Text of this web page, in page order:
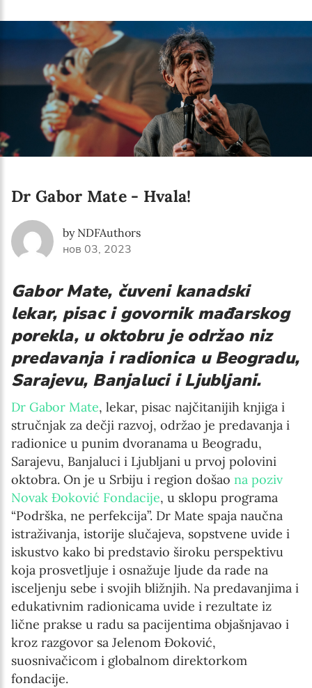
Dr Gabor Mate - Hvala!
by NDFAuthors
нов 03, 2023
Gabor Mate, čuveni kanadski
lekar, pisac i govornik mađarskog
porekla, u oktobru je održao niz
predavanja i radionica u Beogradu,
Sarajevu, Banjaluci i Ljubljani.
Dr Gabor Mate, lekar, pisac najčitanijih knjiga i
stručnjak za dečji razvoj, održao je predavanja i
radionice u punim dvoranama u Beogradu,
Sarajevu, Banjaluci i Ljubljani u prvoj polovini
oktobra. On je u Srbiju i region došao na poziv
Novak Đoković Fondacije, u sklopu programa
“Podrška, ne perfekcija”. Dr Mate spaja naučna
istraživanja, istorije slučajeva, sopstvene uvide i
iskustvo kako bi predstavio široku perspektivu
koja prosvetljuje i osnažuje ljude da rade na
isceljenju sebe i svojih bližnjih. Na predavanjima i
edukativnim radionicama uvide i rezultate iz
lične prakse u radu sa pacijentima objašnjavao i
kroz razgovor sa Jelenom Đoković,
suosnivačicom i globalnom direktorkom
fondacije.
Serbian
English
Interests
The Early Years Blog
Program updates
SUBSCRIBE
I agree with Privacy Policy